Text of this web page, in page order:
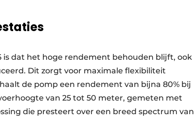
is dat het hoge rendement behouden blijft, ook
Dit zorgt voor maximale flexibiliteit
de pomp een rendement van bijna 80% bij
van 25 tot 50 meter, gemeten met
die presteert over een breed spectrum van